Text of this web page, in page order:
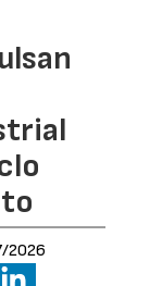
2026